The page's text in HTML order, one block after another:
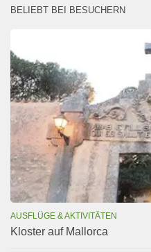
BELIEBT BEI BESUCHERN
AUSFLÜGE & AKTIVITÄTEN
Kloster auf Mallorca